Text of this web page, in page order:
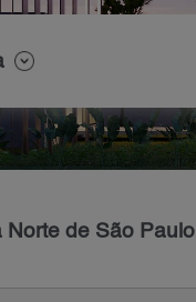
Norte de São Paulo